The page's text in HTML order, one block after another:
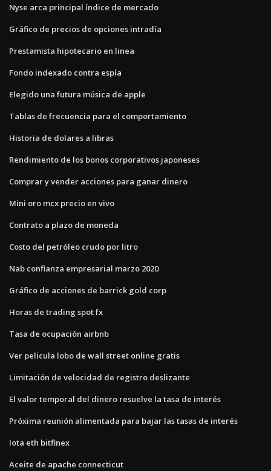
Nyse arca principal índice de mercado
Gráfico de precios de opciones intradía
Prestamista hipotecario en linea
Fondo indexado contra espía
Elegido una futura música de apple
Tablas de frecuencia para el comportamiento
Historia de dolares a libras
Rendimiento de los bonos corporativos japoneses
Comprar y vender acciones para ganar dinero
Mini oro mcx precio en vivo
Contrato a plazo de moneda
Costo del petróleo crudo por litro
Nab confianza empresarial marzo 2020
Gráfico de acciones de barrick gold corp
Horas de trading spot fx
Tasa de ocupación airbnb
Ver pelicula lobo de wall street online gratis
Limitación de velocidad de registro deslizante
El valor temporal del dinero resuelve la tasa de interés
Próxima reunión alimentada para bajar las tasas de interés
Iota eth bitfinex
Aceite de apache connecticut